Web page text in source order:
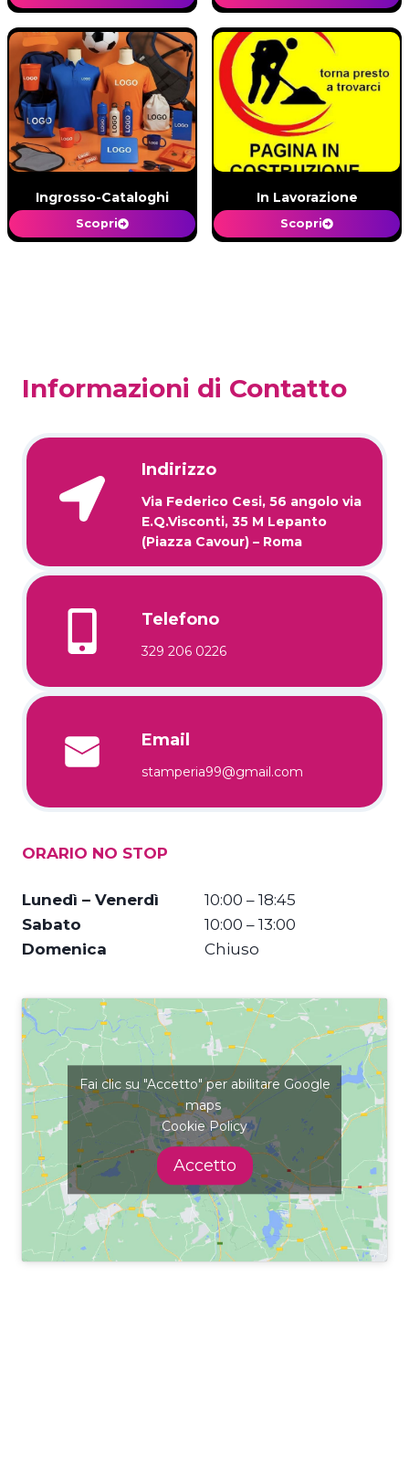
Ingrosso-Cataloghi
Scopri
In Lavorazione
Scopri
Informazioni di Contatto
Indirizzo
Via Federico Cesi, 56 angolo via
E.Q.Visconti, 35 M Lepanto
(Piazza Cavour) – Roma
Telefono
329 206 0226
Email
stamperia99@gmail.com
ORARIO NO STOP
Lunedì – Venerdì
Sabato
Domenica
10:00 – 18:45
10:00 – 13:00
Chiuso
Fai clic su "Accetto" per abilitare Google
maps
Cookie Policy
Accetto